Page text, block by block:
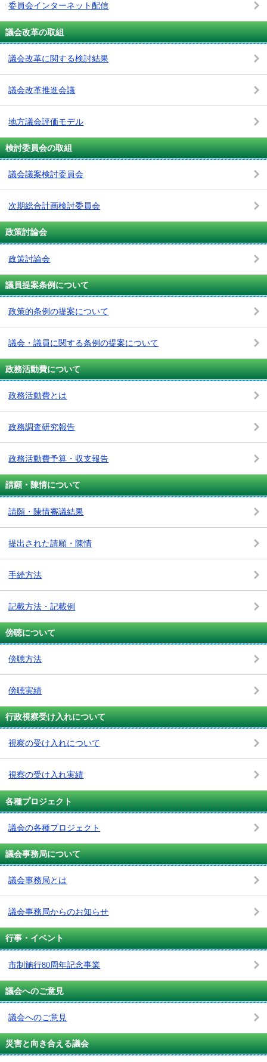
委員会インターネット配信
議会改革の取組
議会改革に関する検討結果
議会改革推進会議
地方議会評価モデル
検討委員会の取組
議会議案検討委員会
次期総合計画検討委員会
政策討論会
政策討論会
議員提案条例について
政策的条例の提案について
議会・議員に関する条例の提案について
政務活動費について
政務活動費とは
政務調査研究報告
政務活動費予算・収支報告
請願・陳情について
請願・陳情審議結果
提出された請願・陳情
手続方法
記載方法・記載例
傍聴について
傍聴方法
傍聴実績
行政視察受け入れについて
視察の受け入れについて
視察の受け入れ実績
各種プロジェクト
議会の各種プロジェクト
議会事務局について
議会事務局とは
議会事務局からのお知らせ
行事・イベント
市制施行80周年記念事業
議会へのご意見
議会へのご意見
災害と向き合える議会